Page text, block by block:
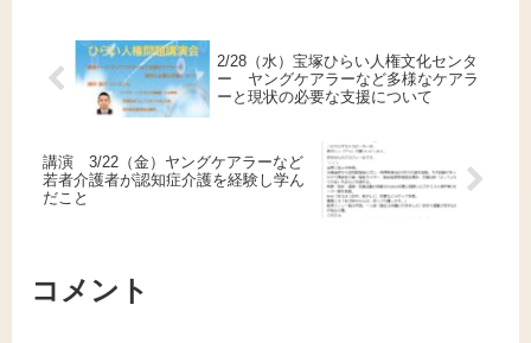
2/28（水）宝塚ひらい人権文化センタ
ー ヤングケアラーなど多様なケアラ
ーと現状の必要な支援について
講演 3/22（金）ヤングケアラーなど
若者介護者が認知症介護を経験し学ん
だこと
コメント